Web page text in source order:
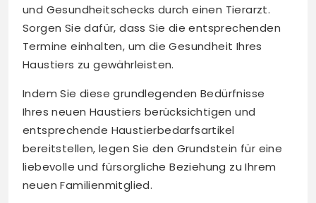
und Gesundheitschecks durch einen Tierarzt.
Sorgen Sie dafür, dass Sie die entsprechenden
Termine einhalten, um die Gesundheit Ihres
Haustiers zu gewährleisten.
Indem Sie diese grundlegenden Bedürfnisse
Ihres neuen Haustiers berücksichtigen und
entsprechende Haustierbedarfsartikel
bereitstellen, legen Sie den Grundstein für eine
liebevolle und fürsorgliche Beziehung zu Ihrem
neuen Familienmitglied.